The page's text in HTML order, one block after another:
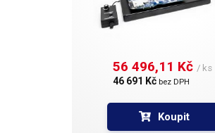
56 496,11 Kč / ks
46 691 Kč bez DPH
Koupit